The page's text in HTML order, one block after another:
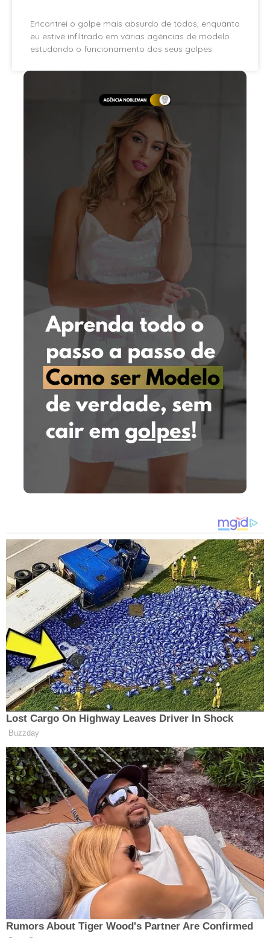
Encontrei o golpe mais absurdo de todos, enquanto
eu estive infiltrado em várias agências de modelo
estudando o funcionamento dos seus golpes